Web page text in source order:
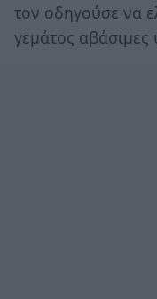
τον οδηγούσε να
γεμάτος αβάσιμες